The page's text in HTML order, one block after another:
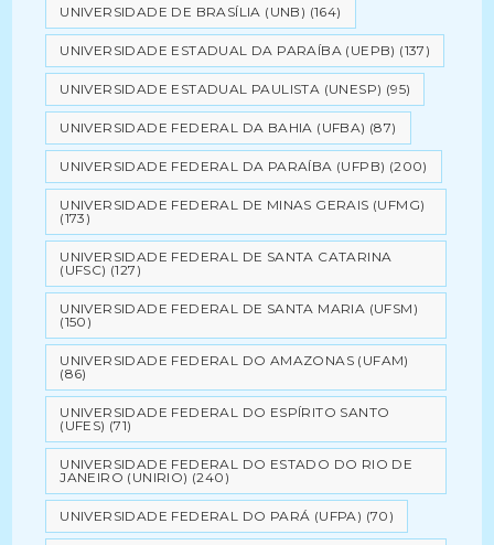
UNIVERSIDADE DE BRASÍLIA (UNB) (164)
UNIVERSIDADE ESTADUAL DA PARAÍBA (UEPB) (137)
UNIVERSIDADE ESTADUAL PAULISTA (UNESP) (95)
UNIVERSIDADE FEDERAL DA BAHIA (UFBA) (87)
UNIVERSIDADE FEDERAL DA PARAÍBA (UFPB) (200)
UNIVERSIDADE FEDERAL DE MINAS GERAIS (UFMG)
(173)
UNIVERSIDADE FEDERAL DE SANTA CATARINA
(UFSC) (127)
UNIVERSIDADE FEDERAL DE SANTA MARIA (UFSM)
(150)
UNIVERSIDADE FEDERAL DO AMAZONAS (UFAM)
(86)
UNIVERSIDADE FEDERAL DO ESPÍRITO SANTO
(UFES) (71)
UNIVERSIDADE FEDERAL DO ESTADO DO RIO DE
JANEIRO (UNIRIO) (240)
UNIVERSIDADE FEDERAL DO PARÁ (UFPA) (70)